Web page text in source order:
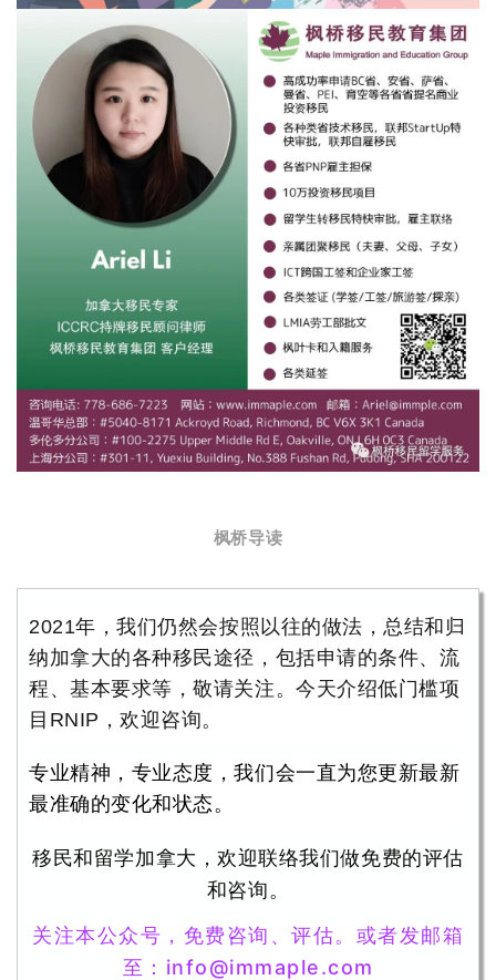
枫桥导读
2021年，我们仍然会按照以往的做法，总结和归
纳加拿大的各种移民途径，包括申请的条件、流
程、基本要求等，敬请关注。今天介绍低门槛项
目RNIP，欢迎咨询。
专业精神，专业态度，我们会一直为您更新最新
最准确的变化和状态。
移民和留学加拿大，欢迎联络我们做免费的评估
和咨询。
关注本公众号，免费咨询、评估。 或者发邮箱
至： info@immaple.com